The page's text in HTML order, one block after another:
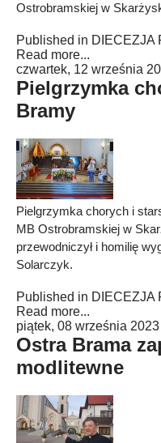
Ostrobramskiej w
Published in DIECEZJA
Read more...
czwartek, 12 września
Pielgrzymka
Bramy
Pielgrzymka chorych i
MB Ostrobramskiej w
przewodniczył i homilię
Solarczyk.
Published in DIECEZJA
Read more...
piątek, 08 września
Ostra Brama
modlitewne